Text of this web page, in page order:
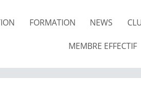
FORMATION NEWS
MEMBRE EFFECTIF